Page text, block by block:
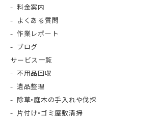
サービス一覧
不用品回収
遺品整理
除草•庭木の手入れや伐採
片付け•ゴミ屋敷清掃
料金案内
よくある質問
作業レポート
ブログ